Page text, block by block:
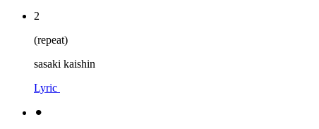
2
(repeat)
sasaki kaishin
Lyric
⚫︎